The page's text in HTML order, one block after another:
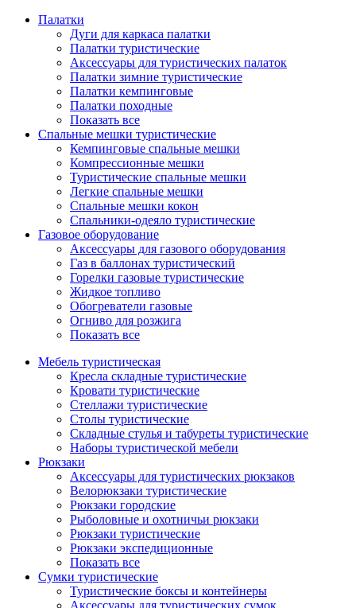
Палатки
Дуги для каркаса палатки
Палатки туристические
Аксессуары для туристических палаток
Палатки зимние туристические
Палатки кемпинговые
Палатки походные
Показать все
Спальные мешки туристические
Кемпинговые спальные мешки
Компрессионные мешки
Туристические спальные мешки
Легкие спальные мешки
Спальные мешки кокон
Спальники-одеяло туристические
Газовое оборудование
Аксессуары для газового оборудования
Газ в баллонах туристический
Горелки газовые туристические
Жидкое топливо
Обогреватели газовые
Огниво для розжига
Показать все
Мебель туристическая
Кресла складные туристические
Кровати туристические
Стеллажи туристические
Столы туристические
Складные стулья и табуреты туристические
Наборы туристической мебели
Рюкзаки
Аксессуары для туристических рюкзаков
Велорюкзаки туристические
Рюкзаки городские
Рыболовные и охотничьи рюкзаки
Рюкзаки туристические
Рюкзаки экспедиционные
Показать все
Сумки туристические
Туристические боксы и контейнеры
Аксессуары для туристических сумок